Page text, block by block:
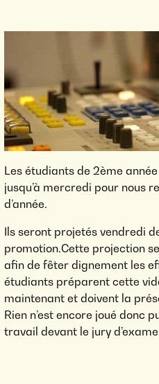
Les étudiants de 2ème
jusqu’à mercredi pour nous
d’année.
Ils seront projetés vendredi
promotion.Cette projection
afin de fêter dignement les
étudiants préparent cette
maintenant et doivent la
Rien n’est encore joué donc
travail devant le jury